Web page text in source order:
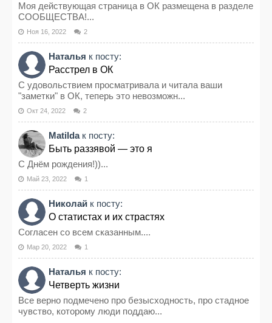
Моя действующая страница в ОК размещена в разделе
СООБЩЕСТВА!...
Ноя 16, 2022 2
Наталья к посту:
Расстрел в ОК
С удовольствием просматривала и читала ваши
"заметки" в ОК, теперь это невозможн...
Окт 24, 2022 2
Matildaк посту:
Быть раззявой — это я
С Днём рождения!))...
Май 23, 2022 1
Николай к посту:
О статистах и их страстях
Согласен со всем сказанным....
Мар 20, 2022 1
Наталья к посту:
Четверть жизни
Все верно подмечено про безысходность, про стадное
чувство, которому люди поддаю...